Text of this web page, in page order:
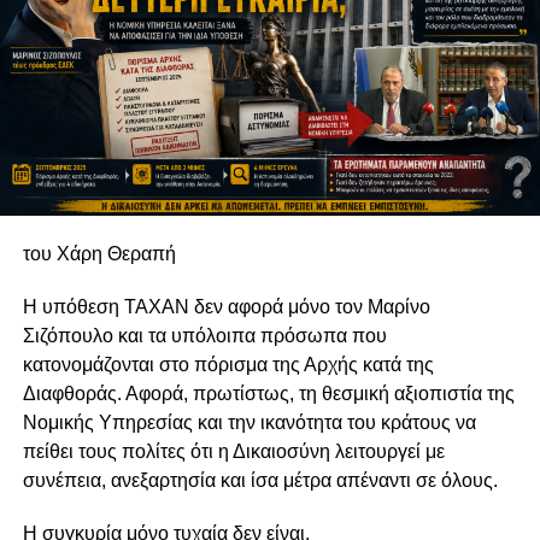
του Χάρη Θεραπή
Η υπόθεση TAXAN δεν αφορά μόνο τον Μαρίνο
Σιζόπουλο και τα υπόλοιπα πρόσωπα που
κατονομάζονται στο πόρισμα της Αρχής κατά της
Διαφθοράς. Αφορά, πρωτίστως, τη θεσμική αξιοπιστία της
Νομικής Υπηρεσίας και την ικανότητα του κράτους να
πείθει τους πολίτες ότι η Δικαιοσύνη λειτουργεί με
συνέπεια, ανεξαρτησία και ίσα μέτρα απέναντι σε όλους.
Η συγκυρία μόνο τυχαία δεν είναι.